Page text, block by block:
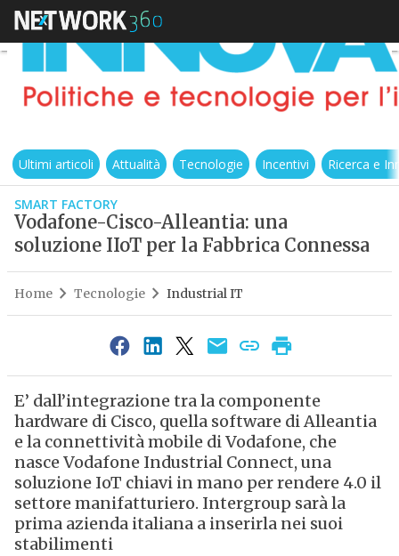
Ultimi articoli Attualità Tecnologie Incentivi Ricerca e
SMART FACTORY
Vodafone-Cisco-Alleantia: una
soluzione IIoT per la Fabbrica Connessa
Home Tecnologie Industrial IT
E’ dall’integrazione tra la componente
hardware di Cisco, quella software di Alleantia
e la connettività mobile di Vodafone, che
nasce Vodafone Industrial Connect, una
soluzione IoT chiavi in mano per rendere 4.0 il
settore manifatturiero. Intergroup sarà la
prima azienda italiana a inserirla nei suoi
stabilimenti